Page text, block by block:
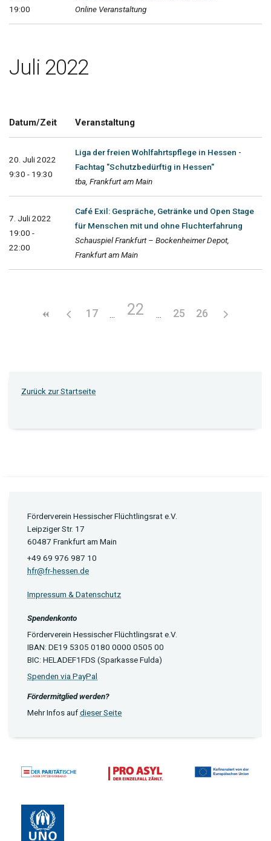
19:00
Online Veranstaltung
Juli 2022
Datum/Zeit Veranstaltung
20. Juli 2022
9:30 - 19:30
Liga der freien Wohlfahrtspflege in Hessen -
Fachtag "Schutzbedürftig in Hessen"
tba, Frankfurt am Main
7. Juli 2022
19:00 -
22:00
Café Exil: Gespräche, Getränke und Open Stage
für Menschen mit und ohne Fluchterfahrung
Schauspiel Frankfurt – Bockenheimer Depot,
Frankfurt am Main
17 22 25 26
Zurück zur Startseite
Förderverein Hessischer Flüchtlingsrat e.V.
Leipziger Str. 17
60487 Frankfurt am Main
+49 69 976 987 10
hfr@fr-hessen.de
Impressum & Datenschutz
Spendenkonto
Förderverein Hessischer Flüchtlingsrat e.V.
IBAN: DE19 5305 0180 0000 0505 00
BIC: HELADEF1FDS (Sparkasse Fulda)
Spenden via PayPal
Fördermitglied werden?
Mehr Infos aufdieser Seite